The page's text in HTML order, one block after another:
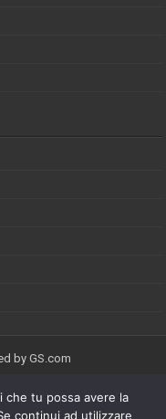
by GS.com
02008710689
che tu possa avere la
continui ad utilizzare